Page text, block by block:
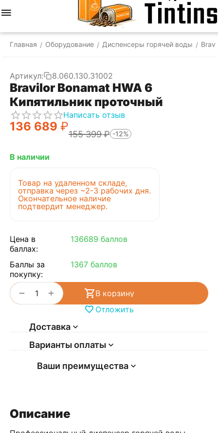
Главная / Оборудование / Диспенсеры горячей воды /
Артикул: 8.060.130.31002
Bravilor Bonamat HWA 6
Кипятильник проточный
Написать отзыв
136 689 ₽
155 399₽ -12%
В наличии
Товар на удаленном складе,
отправка через ~2-3 рабочих дня.
Окончательное наличие
подтвердит менеджер.
Цена в
баллах:
136689 баллов
Баллы за
покупку:
1367 баллов
+
−
В корзину
Отложить
Доставка
Варианты оплаты
Ваши преимущества
Описание
Корзина Отложенные
товары
Аккаунт